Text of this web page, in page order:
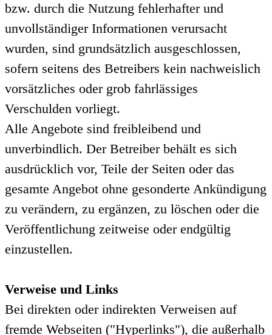
bzw. durch die Nutzung fehlerhafter und
unvollständiger Informationen verursacht
wurden, sind grundsätzlich ausgeschlossen,
sofern seitens des Betreibers kein nachweislich
vorsätzliches oder grob fahrlässiges
Verschulden vorliegt.
Alle Angebote sind freibleibend und
unverbindlich. Der Betreiber behält es sich
ausdrücklich vor, Teile der Seiten oder das
gesamte Angebot ohne gesonderte Ankündigung
zu verändern, zu ergänzen, zu löschen oder die
Veröffentlichung zeitweise oder endgültig
einzustellen.
Verweise und Links
Bei direkten oder indirekten Verweisen auf
fremde Webseiten ("Hyperlinks"), die außerhalb